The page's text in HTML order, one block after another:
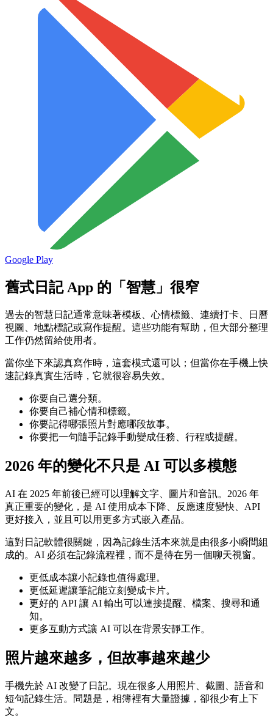
Google Play
舊式日記 App 的「智慧」很窄
過去的智慧日記通常意味著模板、心情標籤、連續打卡、日曆
視圖、地點標記或寫作提醒。這些功能有幫助，但大部分整理
工作仍然留給使用者。
當你坐下來認真寫作時，這套模式還可以；但當你在手機上快
速記錄真實生活時，它就很容易失效。
你要自己選分類。
你要自己補心情和標籤。
你要記得哪張照片對應哪段故事。
你要把一句隨手記錄手動變成任務、行程或提醒。
2026 年的變化不只是 AI 可以多模態
AI 在 2025 年前後已經可以理解文字、圖片和音訊。2026 年
真正重要的變化，是 AI 使用成本下降、反應速度變快、API
更好接入，並且可以用更多方式嵌入產品。
這對日記軟體很關鍵，因為記錄生活本來就是由很多小瞬間組
成的。AI 必須在記錄流程裡，而不是待在另一個聊天視窗。
更低成本讓小記錄也值得處理。
更低延遲讓筆記能立刻變成卡片。
更好的 API 讓 AI 輸出可以連接提醒、檔案、搜尋和通
知。
更多互動方式讓 AI 可以在背景安靜工作。
照片越來越多，但故事越來越少
手機先於 AI 改變了日記。現在很多人用照片、截圖、語音和
短句記錄生活。問題是，相簿裡有大量證據，卻很少有上下
文。